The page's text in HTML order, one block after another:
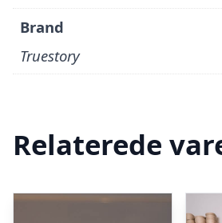
Brand
Truestory
Relaterede